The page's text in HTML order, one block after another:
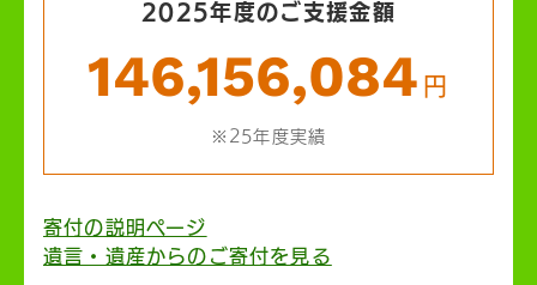
2025年度のご支援金額
146,156,084 円
※25年度実績
寄付の説明ページ
遺言・遺産からのご寄付を見る